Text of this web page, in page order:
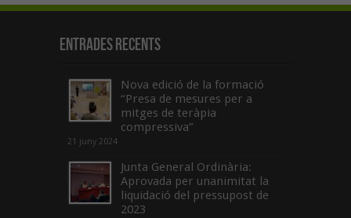
Entrades recents
Nova edició de la formació
“Presa de mesures per a
mitges de teràpia
compressiva”
21 juny 2024
Junta General Ordinària:
Aprovada per unanimitat la
liquidació del pressupost de
2023